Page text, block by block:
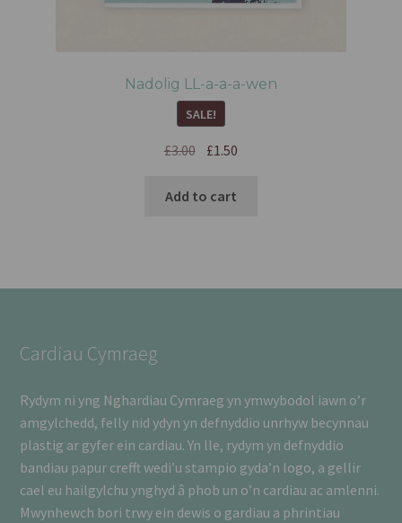
Nadolig LL-a-a-a-wen
SALE!
£3.00 £1.50
Add to cart
Cardiau Cymraeg
Rydym ni yng Nghardiau Cymraeg yn ymwybodol iawn o’r
amgylchedd, felly nid ydyn yn defnyddio unrhyw becynnau
plastig ar gyfer ein cardiau. Yn lle, rydym yn defnyddio
bandiau papur crefft wedi’u stampio gyda’n logo, a gellir
cael eu hailgylchu ynghyd â phob un o’n cardiau ac amlenni.
Mwynhewch bori trwy ein dewis o gardiau a phrintiau